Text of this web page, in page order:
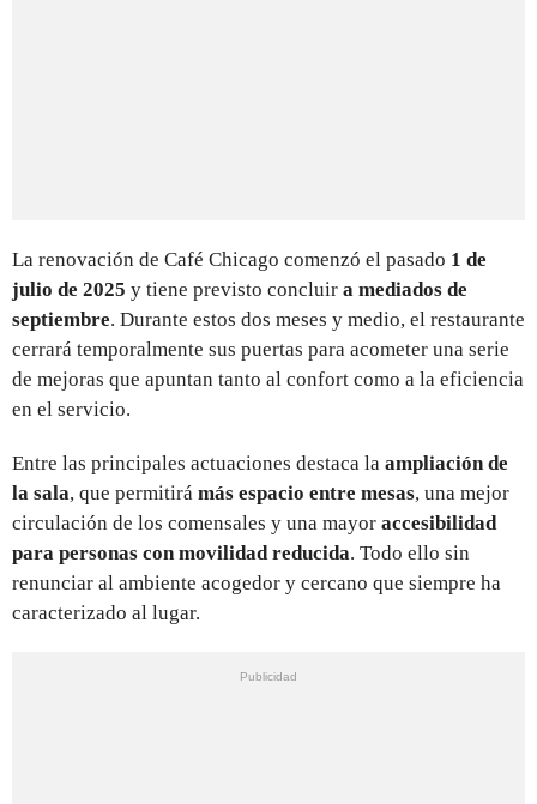
La renovación de Café Chicago comenzó el pasado 1 de
julio de 2025 y tiene previsto concluir a mediados de
septiembre. Durante estos dos meses y medio, el restaurante
cerrará temporalmente sus puertas para acometer una serie
de mejoras que apuntan tanto al confort como a la eficiencia
en el servicio.
Entre las principales actuaciones destaca la ampliación de
la sala, que permitirá más espacio entre mesas, una mejor
circulación de los comensales y una mayor accesibilidad
para personas con movilidad reducida. Todo ello sin
renunciar al ambiente acogedor y cercano que siempre ha
caracterizado al lugar.